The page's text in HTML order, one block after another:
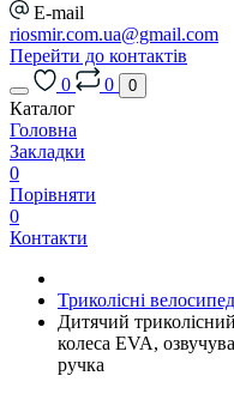
E-mail
riosmir.com.ua@gmail.com
Перейти до контактів
0
0 0
Каталог
Головна
Закладки
0
Порівняти
0
Контакти
Триколісні
Дитячий
колеса EVA,
ручка